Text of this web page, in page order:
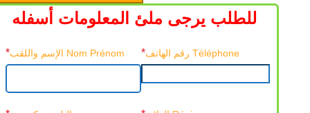
للطلب يرجى ملئ المعلومات أسفله
Téléphone رقم الهاتف * Nom Prénom الإسم واللقب *